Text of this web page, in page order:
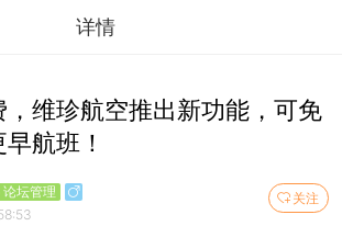
详情
，维珍航空推出新功能，可免
航班！
关注
论坛管理